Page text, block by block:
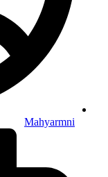
Mahyarmni